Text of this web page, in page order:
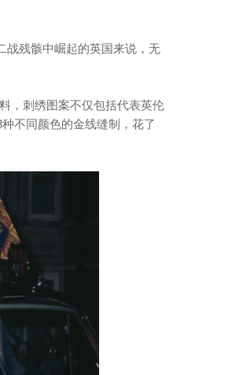
战残骸中崛起的英国来说，无
，刺绣图案不仅包括代表英伦
不同颜色的金线缝制，花了